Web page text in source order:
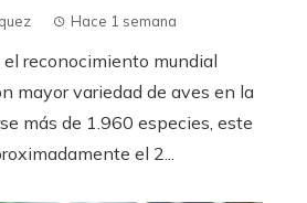
Hace 1 semana
reconocimiento mundial
mayor variedad de aves en la
más de 1.960 especies, este
el 2...